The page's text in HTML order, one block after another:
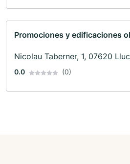
Promociones y edificaciones
Nicolau Taberner, 1, 07620
0.0 (0)